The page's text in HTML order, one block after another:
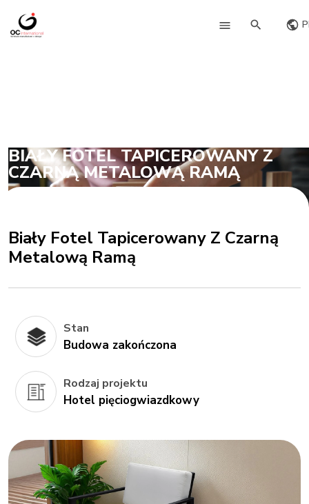
BIAŁY FOTEL TAPICEROWANY Z
CZARNĄ METALOWĄ RAMĄ
Biały Fotel Tapicerowany Z Czarną
Metalową Ramą
Stan
Budowa zakończona
Rodzaj projektu
Hotel pięciogwiazdkowy